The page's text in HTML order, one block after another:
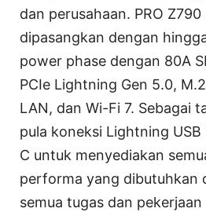
dan perusahaan. PRO Z790
dipasangkan dengan
power phase dengan 80A
PCIe Lightning Gen 5.0,
LAN, dan Wi-Fi 7. Sebagai
pula koneksi Lightning
C untuk menyediakan
performa yang dibutuhkan
semua tugas dan pekerjaan